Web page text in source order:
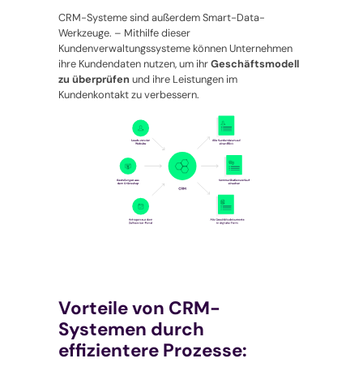
CRM-Systeme sind außerdem Smart-Data-
Werkzeuge. – Mithilfe dieser
Kundenverwaltungssysteme können Unternehmen
ihre Kundendaten nutzen, um ihrGeschäftsmodell
zu überprüfen und ihre Leistungen im
Kundenkontakt zu verbessern.
Vorteile von CRM-
Systemen durch
effizientere Prozesse: